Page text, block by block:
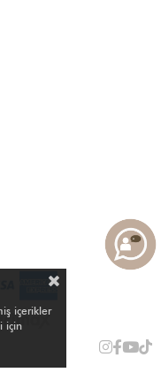
içerikler
için